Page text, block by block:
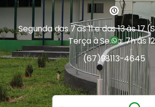
Segunda das 7 às 11 e das 13 às 17
Terça à Sexta: 7h às
(67)98113-4645